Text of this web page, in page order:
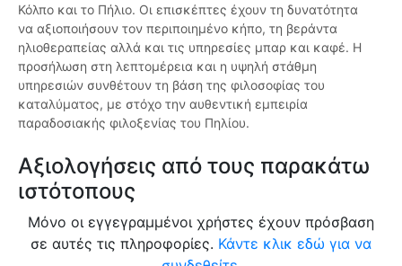
Κόλπο και το Πήλιο. Οι επισκέπτες έχουν τη δυνατότητα
να αξιοποιήσουν τον περιποιημένο κήπο, τη βεράντα
ηλιοθεραπείας αλλά και τις υπηρεσίες μπαρ και καφέ. Η
προσήλωση στη λεπτομέρεια και η υψηλή στάθμη
υπηρεσιών συνθέτουν τη βάση της φιλοσοφίας του
καταλύματος, με στόχο την αυθεντική εμπειρία
παραδοσιακής φιλοξενίας του Πηλίου.
Αξιολογήσεις από τους παρακάτω
ιστότοπους
Μόνο οι εγγεγραμμένοι χρήστες έχουν πρόσβαση
σε αυτές τις πληροφορίες. Κάντε κλικ εδώ για να